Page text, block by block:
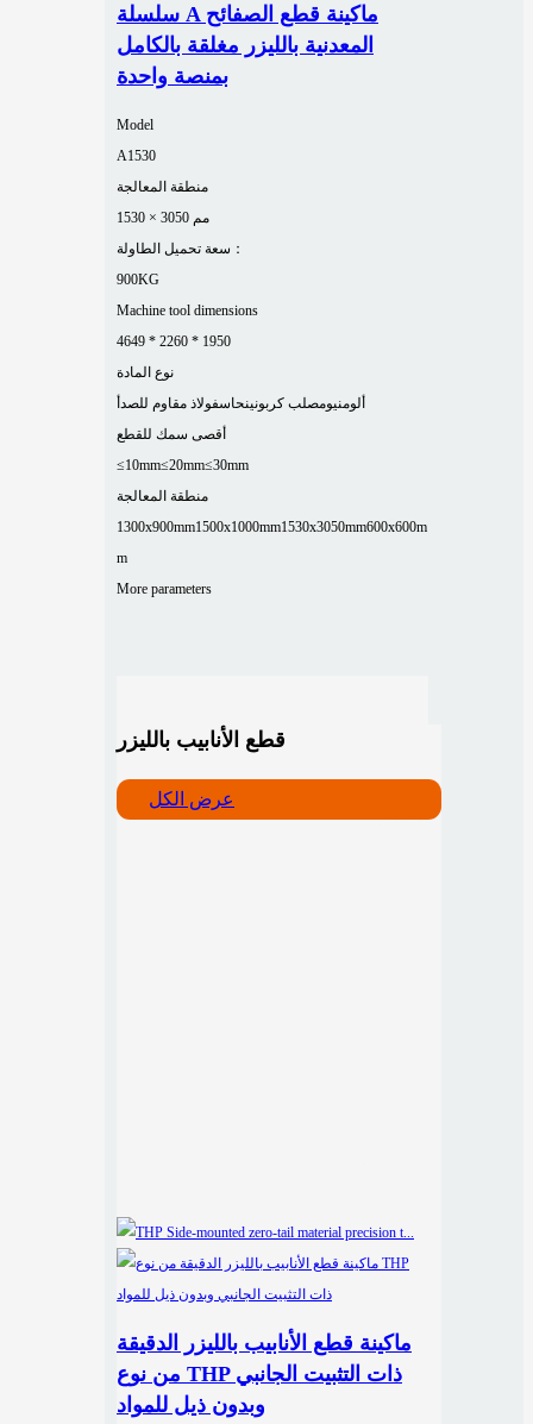
سلسلة A ماكينة قطع الصفائح
المعدنية بالليزر مغلقة بالكامل
بمنصة واحدة
Model
A1530
منطقة المعالجة
1530 × 3050 مم
سعة تحميل الطاولة：
900KG
Machine tool dimensions
4649 * 2260 * 1950
نوع المادة
ألومنيومصلب كربونينحاسفولاذ مقاوم للصدأ
أقصى سمك للقطع
≤10mm≤20mm≤30mm
منطقة المعالجة
1300x900mm1500x1000mm1530x3050mm600x600m
m
More parameters
قطع الأنابيب بالليزر
عرض الكل
ماكينة قطع الأنابيب بالليزر الدقيقة
من نوع THP ذات التثبيت الجانبي
وبدون ذيل للمواد